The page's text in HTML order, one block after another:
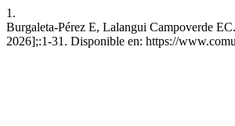
1.
Burgaleta-Pérez E, Lalangui Campoverde
2026];:1-31. Disponible en: https://